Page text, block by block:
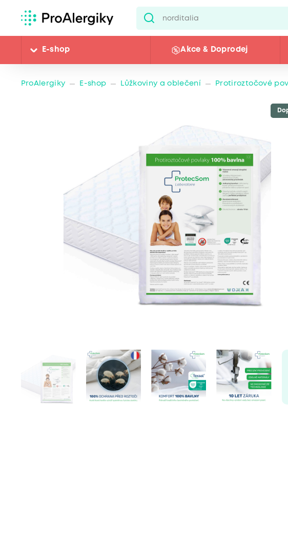
E-shop Akce & Doprodej
ProAlergiky E-shop Lůžkoviny a oblečení Protiroztočové